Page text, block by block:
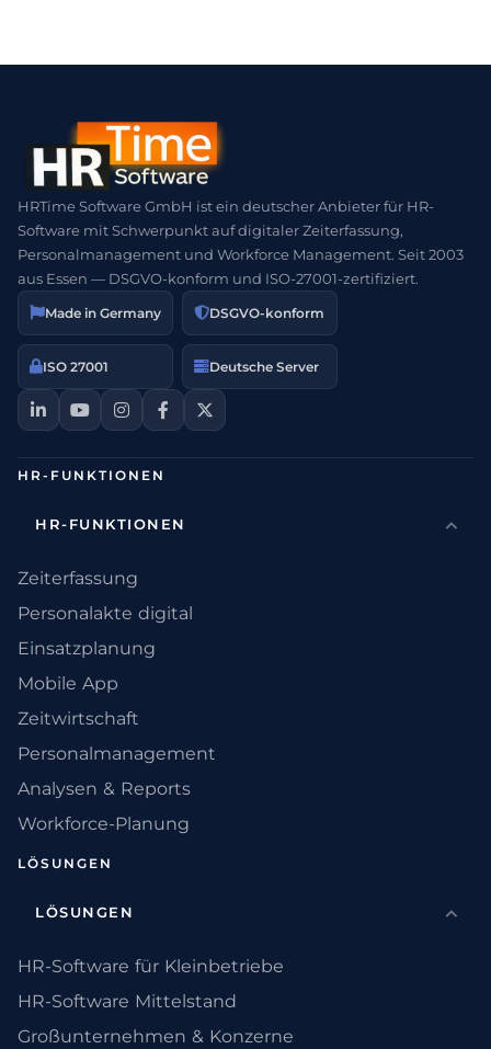
HRTime Software GmbH ist ein deutscher Anbieter für HR-
Software mit Schwerpunkt auf digitaler Zeiterfassung,
Personalmanagement und Workforce Management. Seit 2003
aus Essen — DSGVO-konform und ISO-27001-zertifiziert.
Made in Germany DSGVO-konform
ISO 27001 Deutsche Server
HR-FUNKTIONEN
HR-FUNKTIONEN
Zeiterfassung
Personalakte digital
Einsatzplanung
Mobile App
Zeitwirtschaft
Personalmanagement
Analysen & Reports
Workforce-Planung
LÖSUNGEN
LÖSUNGEN
HR-Software für Kleinbetriebe
HR-Software Mittelstand
Großunternehmen & Konzerne